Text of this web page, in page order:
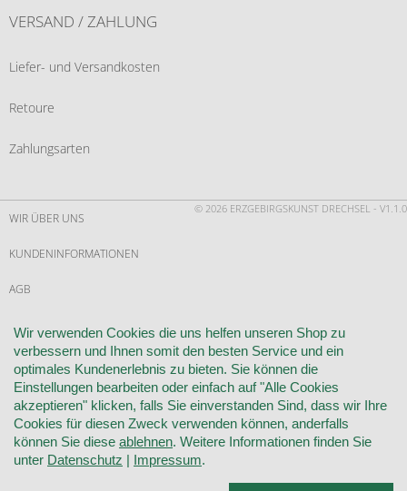
VERSAND / ZAHLUNG
Liefer- und Versandkosten
Retoure
Zahlungsarten
© 2026 ERZGEBIRGSKUNST DRECHSEL - V1.1.0
WIR ÜBER UNS
KUNDENINFORMATIONEN
AGB
WIDERRUF
VERTRAG WIDERRUFEN
KONTAKT
DATENSCHUTZ
COOKIE-EINSTELLUNGEN
Wir verwenden Cookies die uns helfen unseren Shop zu
verbessern und Ihnen somit den besten Service und ein
optimales Kundenerlebnis zu bieten. Sie können die
Einstellungen bearbeiten oder einfach auf "Alle Cookies
akzeptieren" klicken, falls Sie einverstanden Sind, dass wir Ihre
Cookies für diesen Zweck verwenden können, anderfalls
können Sie diese ablehnen. Weitere Informationen finden Sie
unter Datenschutz | Impressum.